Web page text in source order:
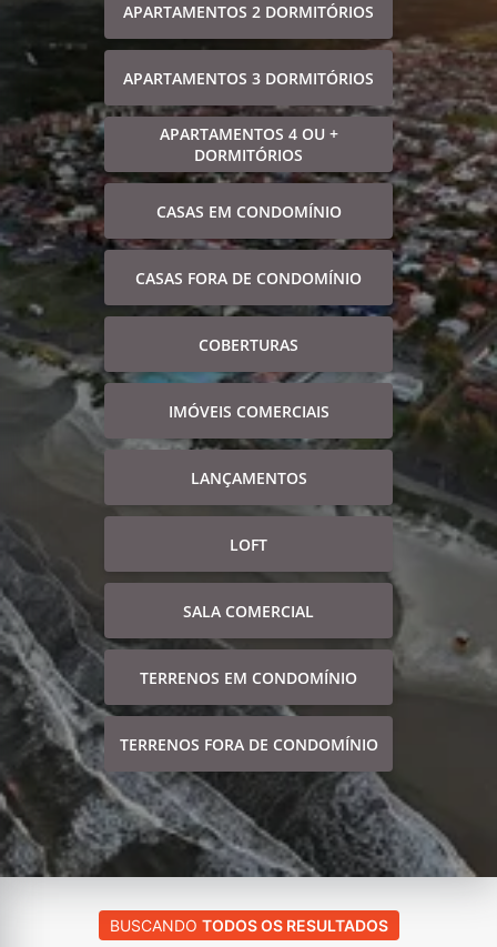
APARTAMENTOS 2 DORMITÓRIOS
APARTAMENTOS 3 DORMITÓRIOS
APARTAMENTOS 4 OU +
DORMITÓRIOS
CASAS EM CONDOMÍNIO
CASAS FORA DE CONDOMÍNIO
COBERTURAS
IMÓVEIS COMERCIAIS
LANÇAMENTOS
LOFT
SALA COMERCIAL
TERRENOS EM CONDOMÍNIO
TERRENOS FORA DE CONDOMÍNIO
BUSCANDO TODOS OS RESULTADOS